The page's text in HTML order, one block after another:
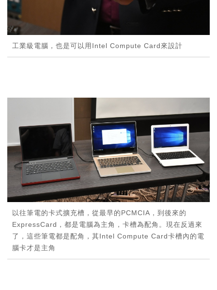
工業級電腦，也是可以用Intel Compute Card來設計
以往筆電的卡式擴充槽，從最早的PCMCIA，到後來的
ExpressCard，都是電腦為主角，卡槽為配角。現在反過來
了，這些筆電都是配角，其Intel Compute Card卡槽內的電
腦卡才是主角